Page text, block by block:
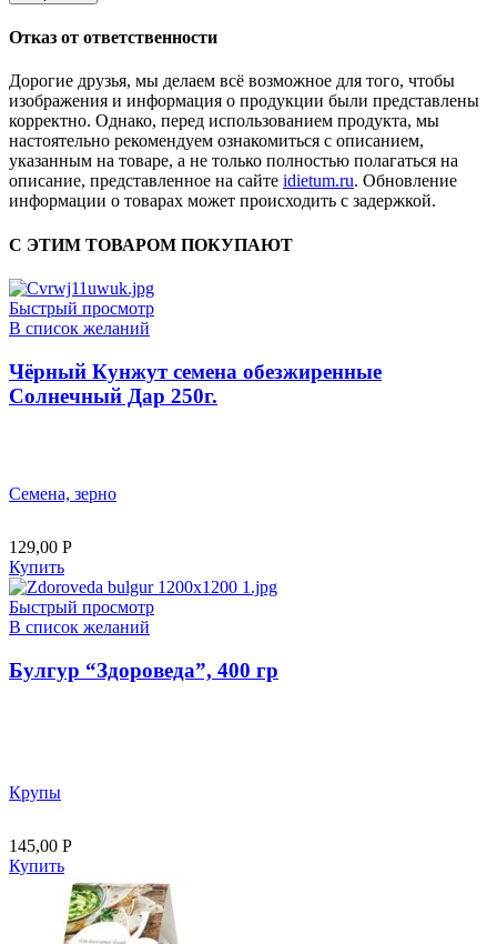
Отказ от ответственности
Дорогие друзья, мы делаем всё возможное для того, чтобы
изображения и информация о продукции были представлены
корректно. Однако, перед использованием продукта, мы
настоятельно рекомендуем ознакомиться с описанием,
указанным на товаре, а не только полностью полагаться на
описание, представленное на сайте idietum.ru. Обновление
информации о товарах может происходить с задержкой.
С ЭТИМ ТОВАРОМ ПОКУПАЮТ
Быстрый просмотр
В список желаний
Чёрный Кунжут семена обезжиренные
Солнечный Дар 250г.
Семена, зерно
129,00 Р
Купить
Быстрый просмотр
В список желаний
Булгур “Здороведа”, 400 гр
Крупы
145,00 Р
Купить